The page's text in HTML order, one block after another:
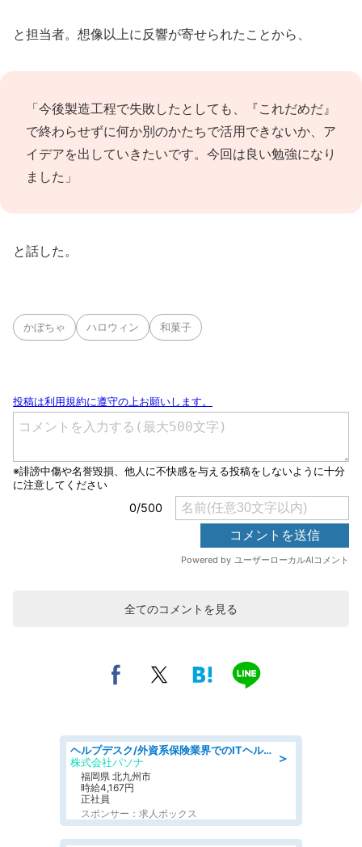
と担当者。想像以上に反響が寄せられたことから、
「今後製造工程で失敗したとしても、『これだめだ』
で終わらせずに何か別のかたちで活用できないか、ア
イデアを出していきたいです。今回は良い勉強になり
ました」
と話した。
かぼちゃ ハロウィン 和菓子
全てのコメントを見る
＞
ヘルプデスク/外資系保険業界でのITヘルプデスク業務/駅近/即日勤務可/ヘルプデスク
株式会社パソナ
福岡県 北九州市
時給4,167円
正社員
スポンサー：求人ボックス